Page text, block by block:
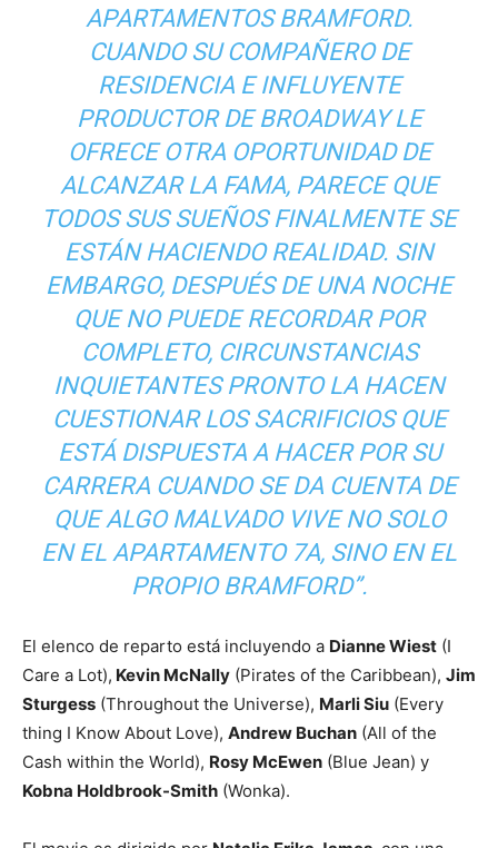
APARTAMENTOS BRAMFORD.
CUANDO SU COMPAÑERO DE
RESIDENCIA E INFLUYENTE
PRODUCTOR DE BROADWAY LE
OFRECE OTRA OPORTUNIDAD DE
ALCANZAR LA FAMA, PARECE QUE
TODOS SUS SUEÑOS FINALMENTE SE
ESTÁN HACIENDO REALIDAD. SIN
EMBARGO, DESPUÉS DE UNA NOCHE
QUE NO PUEDE RECORDAR POR
COMPLETO, CIRCUNSTANCIAS
INQUIETANTES PRONTO LA HACEN
CUESTIONAR LOS SACRIFICIOS QUE
ESTÁ DISPUESTA A HACER POR SU
CARRERA CUANDO SE DA CUENTA DE
QUE ALGO MALVADO VIVE NO SOLO
EN EL APARTAMENTO 7A, SINO EN EL
PROPIO BRAMFORD”.
El elenco de reparto está incluyendo a Dianne Wiest (I
Care a Lot), Kevin McNally (Pirates of the Caribbean), Jim
Sturgess (Throughout the Universe), Marli Siu (Every
thing I Know About Love), Andrew Buchan (All of the
Cash within the World), Rosy McEwen (Blue Jean) y
Kobna Holdbrook-Smith (Wonka).